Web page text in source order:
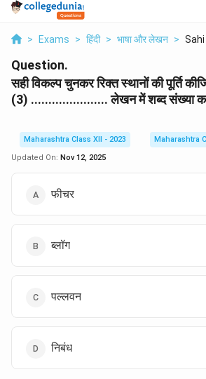
> Exams > हिंदी > भाषा और लेखन > Sahi
Question.
सही विकल्प चुनकर रिक्त स्थानों की पूर्ति
(3) ...................... लेखन में शब्द संख्या का
Maharashtra Class XII - 2023
Maharashtra
Updated On: Nov 12, 2025
फीचर
ब्लॉग
पल्लवन
निबंध